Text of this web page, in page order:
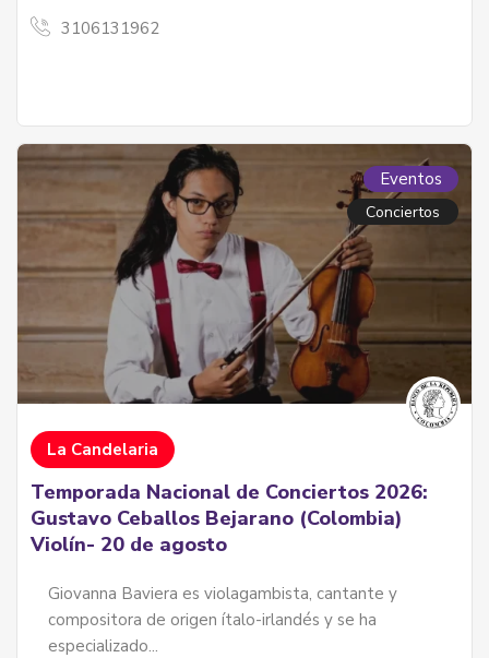
3106131962
Eventos
Conciertos
La Candelaria
Temporada Nacional de Conciertos 2026:
Gustavo Ceballos Bejarano (Colombia)
Violín- 20 de agosto
Giovanna Baviera es violagambista, cantante y
compositora de origen ítalo-irlandés y se ha
especializado...